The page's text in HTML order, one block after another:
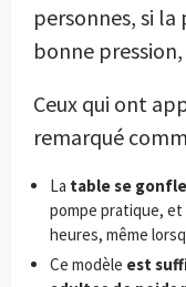
personnes, si
bonne
Ceux qui ont
remarqué
La table se
pompe pratique,
heures, même
Ce modèle est